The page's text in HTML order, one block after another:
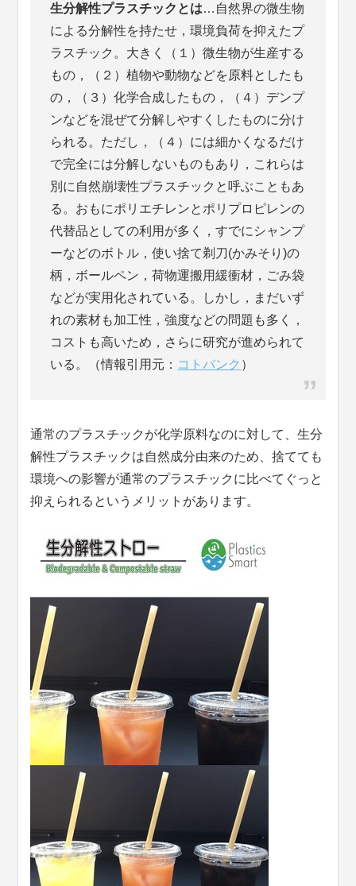
生分解性プラスチックとは…自然界の微生物
による分解性を持たせ，環境負荷を抑えたプ
ラスチック。大きく（１）微生物が生産する
もの，（２）植物や動物などを原料としたも
の，（３）化学合成したもの，（４）デンプ
ンなどを混ぜて分解しやすくしたものに分け
られる。ただし，（４）には細かくなるだけ
で完全には分解しないものもあり，これらは
別に自然崩壊性プラスチックと呼ぶこともあ
る。おもにポリエチレンとポリプロピレンの
代替品としての利用が多く，すでにシャンプ
ーなどのボトル，使い捨て剃刀(かみそり)の
柄，ボールペン，荷物運搬用緩衝材，ごみ袋
などが実用化されている。しかし，まだいず
れの素材も加工性，強度などの問題も多く，
コストも高いため，さらに研究が進められて
いる。（情報引用元： コトバンク ）
通常のプラスチックが化学原料なのに対して、生分
解性プラスチックは自然成分由来のため、捨てても
環境への影響が通常のプラスチックに比べてぐっと
抑えられるというメリットがあります。